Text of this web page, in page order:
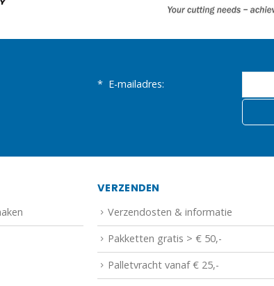
* E-mailadres:
VERZENDEN
Verzendosten & informatie
Pakketten gratis > € 50,-
Palletvracht vanaf € 25,-